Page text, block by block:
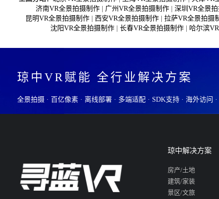
济南VR全景拍摄制作| 广州VR全景拍摄制作| 深圳VR全景
昆明VR全景拍摄制作| 西安VR全景拍摄制作| 拉萨VR全景拍摄
沈阳VR全景拍摄制作
长春VR全景拍摄制作 哈尔滨
琼中VR赋能 全行业解决方案
全景拍摄 · 百亿像素 · 离线部署 · 多端适配 · SDK支持 · 海外访问
琼中解决方案
房产/土地
建筑/家装
景区/文旅